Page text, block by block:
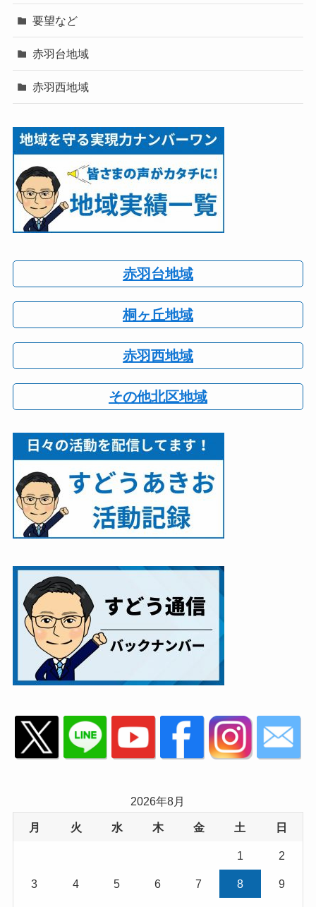
要望など
赤羽台地域
赤羽西地域
赤羽台地域
桐ヶ丘地域
赤羽西地域
その他北区地域
2026年8月
月 火 水 木 金 土 日
1 2
3 4 5 6 7 8 9